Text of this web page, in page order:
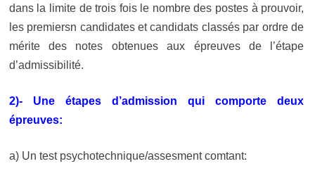
dans la limite de trois fois le nombre des postes à prouvoir,
les premiersn candidates et candidats classés par ordre de
mérite des notes obtenues aux épreuves de l’étape
d’admissibilité.
2)- Une étapes d’admission qui comporte deux
épreuves:
a) Un test psychotechnique/assesment comtant: